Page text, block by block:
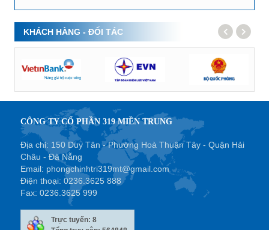
KHÁCH HÀNG - ĐỐI TÁC
CÔNG TY CỔ PHẦN 319 MIỀN TRUNG
Địa chỉ: 150 Duy Tân - Phường Hoà Thuận Tây - Quận Hải
Châu - Đà Nẵng
Email: phongchinhtri319mt@gmail.com
Điện thoại: 0236.3625 888
Fax: 0236.3625 999
Trực tuyến: 8